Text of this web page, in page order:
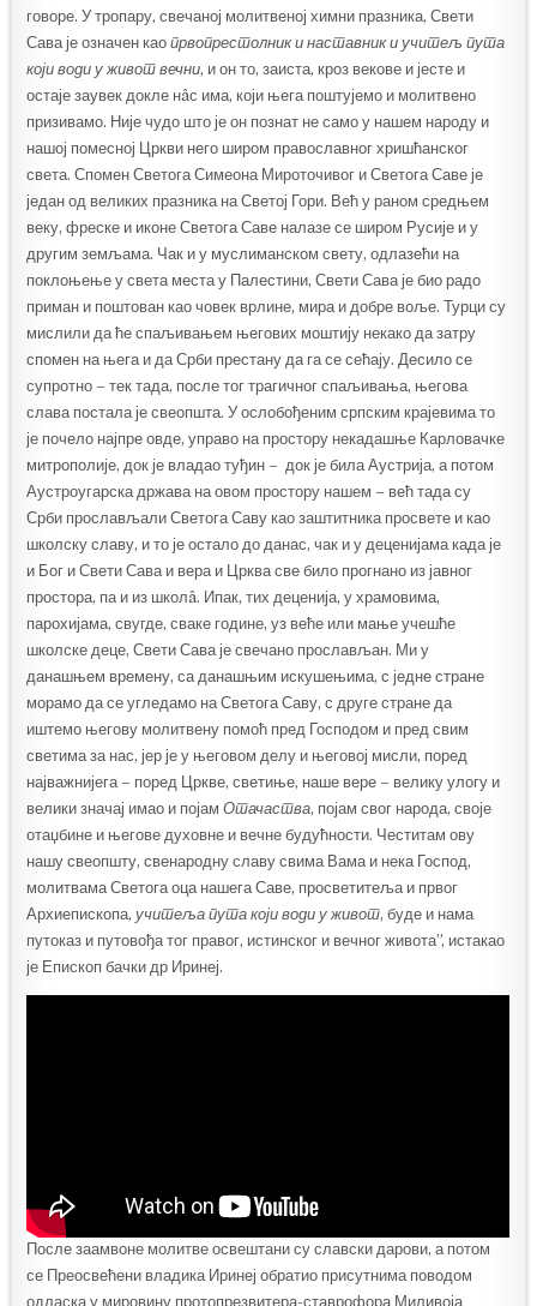
говоре. У тропару, свечаној молитвеној химни празника, Свети
Сава је означен каопрвопрестолник и наставник и учитељ пута
који води у живот вечни, и он то, заиста, кроз векове и јесте и
остаје заувек докле нâс има, који њега поштујемо и молитвено
призивамо. Није чудо што је он познат не само у нашем народу и
нашој помесној Цркви него широм православног хришћанског
света. Спомен Светога Симеона Мироточивог и Светога Саве је
један од великих празника на Светој Гори. Већ у раном средњем
веку, фреске и иконе Светога Саве налазе се широм Русије и у
другим земљама. Чак и у муслиманском свету, одлазећи на
поклоњење у света места у Палестини, Свети Сава је био радо
приман и поштован као човек врлине, мира и добре воље. Турци су
мислили да ће спаљивањем његових моштију некако да затру
спомен на њега и да Срби престану да га се сећају. Десило се
супротно – тек тада, после тог трагичног спаљивања, његова
слава постала је свеопшта. У ослобођеним српским крајевима то
је почело најпре овде, управо на простору некадашње Карловачке
митрополије, док је владао туђин – док је била Аустрија, а потом
Аустроугарска држава на овом простору нашем – већ тада су
Срби прослављали Светога Саву као заштитника просвете и као
школску славу, и то је остало до данас, чак и у деценијама када је
и Бог и Свети Сава и вера и Црква све било прогнано из јавног
простора, па и из школâ. Ипак, тих деценија, у храмовима,
парохијама, свугде, сваке године, уз веће или мање учешће
школске деце, Свети Сава је свечано прослављан. Ми у
данашњем времену, са данашњим искушењима, с једне стране
морамо да се угледамо на Светога Саву, с друге стране да
иштемо његову молитвену помоћ пред Господом и пред свим
светима за нас, јер је у његовом делу и његовој мисли, поред
најважнијега – поред Цркве, светиње, наше вере – велику улогу и
велики значај имао и појамОтачаства, појам свог народа, своје
отаџбине и његове духовне и вечне будућности. Честитам ову
нашу свеопшту, свенародну славу свима Вама и нека Господ,
молитвама Светога оца нашега Саве, просветитеља и првог
Архиепископа,учитеља пута који води у живот, буде и нама
путоказ и путовођа тог правог, истинског и вечног живота”, истакао
је Епископ бачки др Иринеј.
После заамвоне молитве освештани су славски дарови, а потом
се Преосвећени владика Иринеј обратио присутнима поводом
одласка у мировину протопрезвитера-ставрофора Миливоја